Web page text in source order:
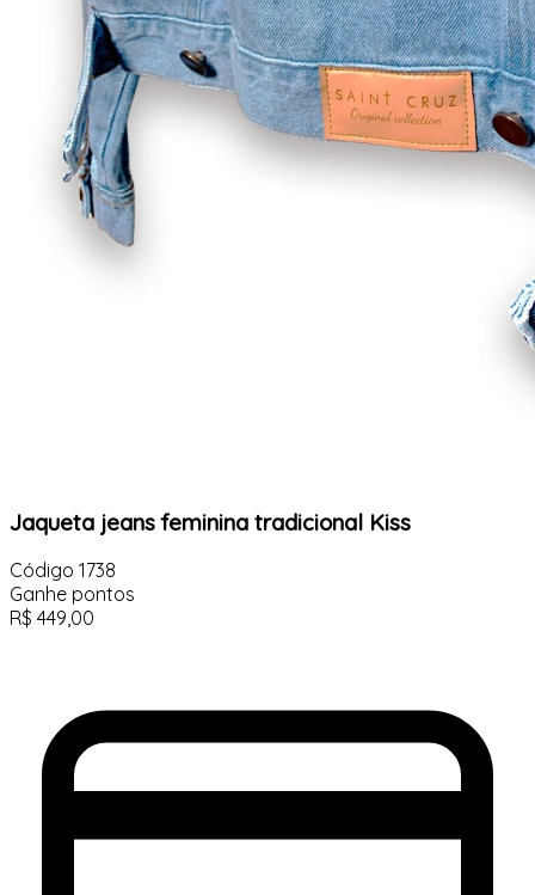
Jaqueta jeans feminina tradicional Kiss
Código 1738
Ganhe pontos
R$ 449,00